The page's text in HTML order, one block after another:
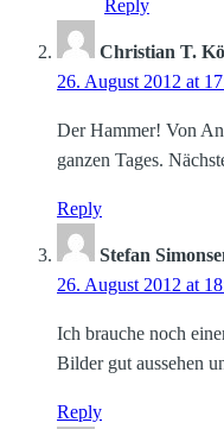
Reply
Christian T.
26. August 2012 at
Der Hammer! Von
ganzen Tages.
Reply
Stefan
26. August 2012 at
Ich brauche noch
Bilder gut aussehen
Reply